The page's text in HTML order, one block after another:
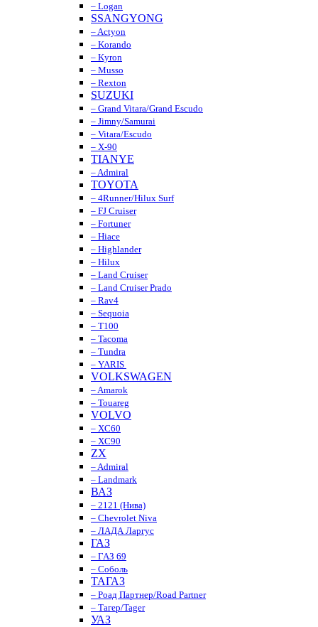
– Logan
SSANGYONG
– Actyon
– Korando
– Kyron
– Musso
– Rexton
SUZUKI
– Grand Vitara/Grand Escudo
– Jimny/Samurai
– Vitara/Escudo
– X-90
TIANYE
– Admiral
TOYOTA
– 4Runner/Hilux Surf
– FJ Cruiser
– Fortuner
– Hiace
– Highlander
– Hilux
– Land Cruiser
– Land Cruiser Prado
– Rav4
– Sequoia
– T100
– Tacoma
– Tundra
– YARIS
VOLKSWAGEN
– Amarok
– Touareg
VOLVO
– XC60
– XC90
ZX
– Admiral
– Landmark
ВАЗ
– 2121 (Нива)
– Chevrolet Niva
– ЛАДА Ларгус
ГАЗ
– ГАЗ 69
– Соболь
ТАГАЗ
– Роад Партнер/Road Partner
– Тагер/Tager
УАЗ